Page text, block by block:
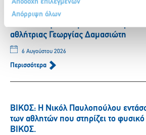
Αποδοχή επιλεγμένων
Απόρριψη όλων
αθλήτριας Γεωργίας Δαμασιώτη
6 Αυγούστου 2026
Περισσότερα
ΒΙΚΟΣ: Η Νικόλ Παυλοπούλου
των αθλητών που στηρίζει το φυσικό
ΒΙΚΟΣ.